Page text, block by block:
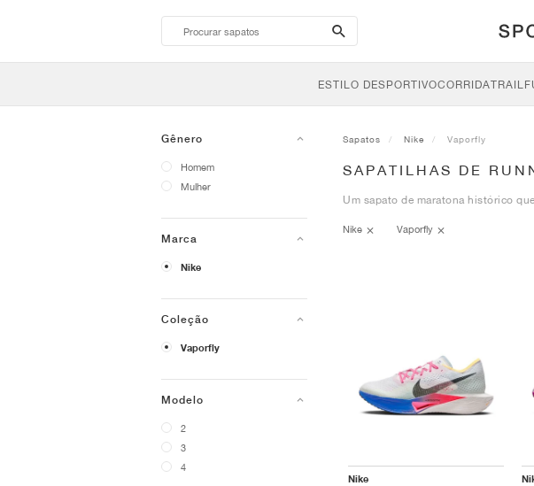
search-
btn
ESTILO DESPORTIVOCORRIDATRAIL
Gênero
Homem
Mulher
Marca
Nike
Coleção
Vaporfly
Modelo
2
3
4
Sapatos Nike Vaporfly
SAPATILHAS DE
Um sapato de maratona histórico
Nike Vaporfly
Nike